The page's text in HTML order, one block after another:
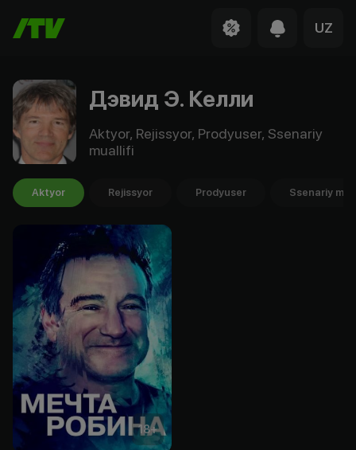
UZ
Дэвид Э. Келли
Aktyor, Rejissyor, Prodyuser, Ssenariy
muallifi
Aktyor Rejissyor Prodyuser Ssenariy
18+